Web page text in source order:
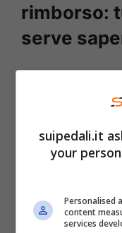
rimborso:
serve
Non tutti, però,
“entusiasmo”
generato
stessi che
da portarli a
suipedali.it
your
Personalised
content
services